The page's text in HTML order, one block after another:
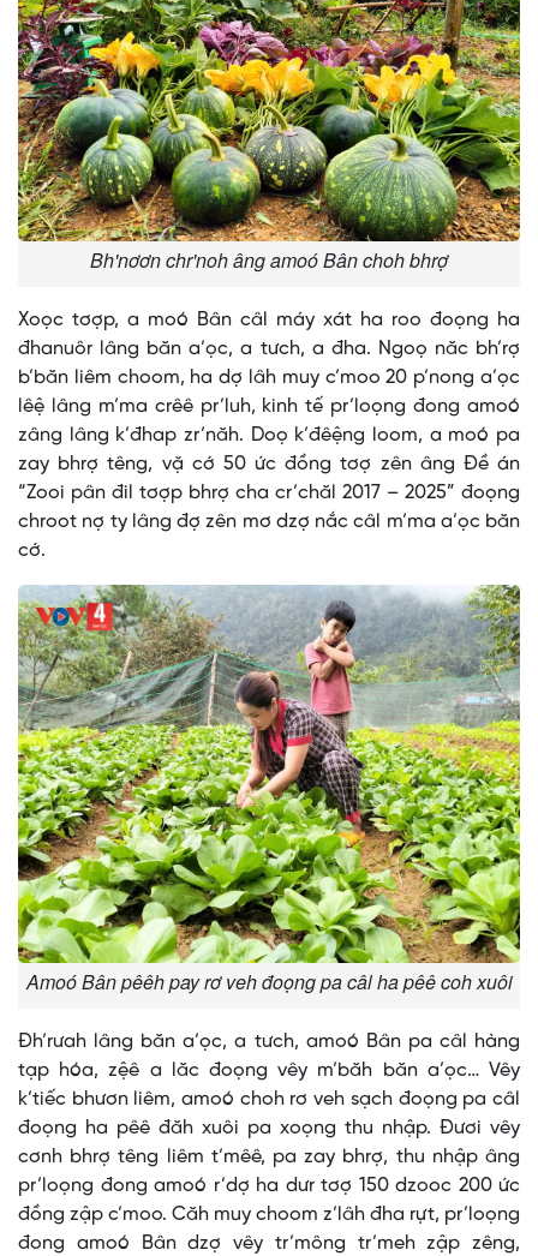
Bh'nơơn chr'noh âng amoó Bân choh bhrợ
Xoọc tơợp, a moó Bân câl máy xát ha roo đoọng ha
đhanuôr lâng băn a’ọc, a tưch, a đha. Ngoọ năc bh’rợ
b’băn liêm choom, ha dợ lâh muy c’moo 20 p’nong a’ọc
lêệ lâng m’ma crêê pr’luh, kinh tế pr’loọng đong amoó
zâng lâng k’đhap zr’năh. Doọ k’đêệng loom, a moó pa
zay bhrợ têng, vặ cớ 50 ức đồng tơợ zên âng Đề án
“Zooi pân đil tơợp bhrợ cha cr’chăl 2017 – 2025” đoọng
chroot nợ ty lâng đợ zên mơ dzợ nắc câl m’ma a’ọc băn
cớ.
Amoó Bân pêêh pay rơ veh đoọng pa câl ha pêê coh xuôi
Đh’rưah lâng băn a’ọc, a tưch, amoó Bân pa câl hàng
tạp hóa, zệê a lăc đoọng vêy m’băh băn a’ọc… Vêy
k’tiếc bhươn liêm, amoó choh rơ veh sạch đoọng pa câl
đoọng ha pêê đăh xuôi pa xoọng thu nhập. Đươi vêy
cơnh bhrợ têng liêm t’mêê, pa zay bhrợ, thu nhập âng
pr’loọng đong amoó r’dợ ha dưr tơợ 150 dzooc 200 ức
đồng zập c’moo. Căh muy choom z’lâh đha rựt, pr’loọng
đong amoó Bân dzợ vêy tr’mông tr’meh zập zêng,